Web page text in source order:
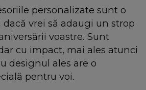
personalizate sunt o
vrei să adaugi un strop
voastre. Sunt
cu impact, mai ales atunci
designul ales are o
pentru voi.